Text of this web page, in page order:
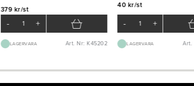
379 kr/st
- +
LAGERVARA Art. Nr: K45202
40 kr/st
- +
LAGERVARA Art.